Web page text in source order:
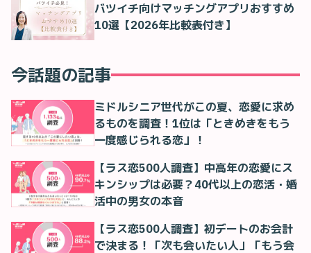
バツイチ向けマッチングアプリおすすめ
10選【2026年比較表付き】
今話題の記事
ミドルシニア世代がこの夏、恋愛に求め
るものを調査！1位は「ときめきをもう
一度感じられる恋」！
【ラス恋500人調査】中高年の恋愛にス
キンシップは必要？40代以上の恋活・婚
活中の男女の本音
【ラス恋500人調査】初デートのお会計
で決まる！「次も会いたい人」「もう会